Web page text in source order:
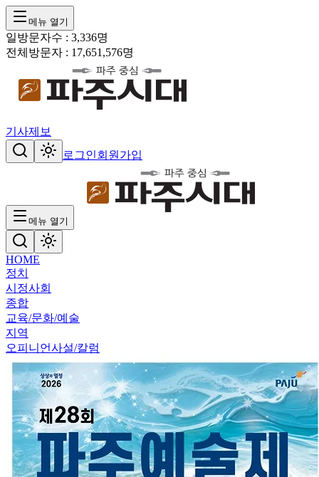
메뉴 열기
일방문자수 : 3,336명
전체방문자 : 17,651,576명
기사제보
로그인회원가입
메뉴 열기
HOME
정치
시정사회
종합
교육/문화/예술
지역
오피니언사설/칼럼